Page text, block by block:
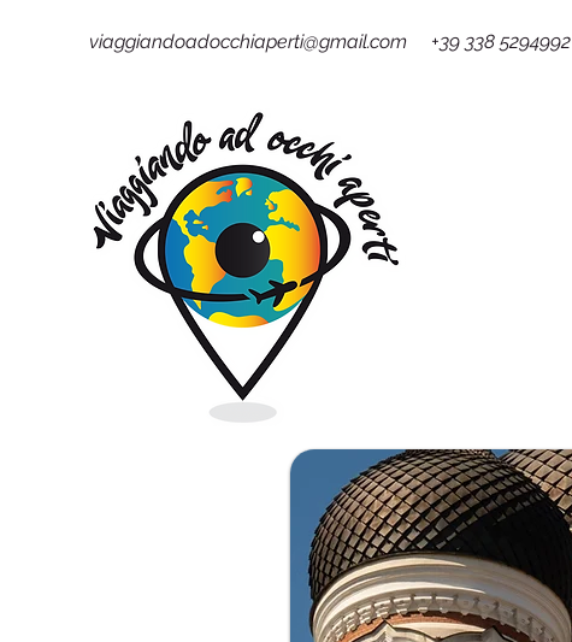
viaggiandoadocchiaperti@gmail.com +39 338 5294992